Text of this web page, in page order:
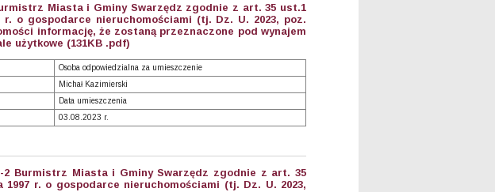
Miasta i Gminy Swarzędz zgodnie z art. 35 ust.1
o gospodarce nieruchomościami (tj. Dz. U. 2023, poz.
informację, że zostaną przeznaczone pod wynajem
użytkowe (131KB .pdf)
Osoba odpowiedzialna za umieszczenie
Michał Kazimierski
Data umieszczenia
03.08.2023 r.
2 Burmistrz Miasta i Gminy Swarzędz zgodnie z art. 35
r. o gospodarce nieruchomościami (tj. Dz. U. 2023,